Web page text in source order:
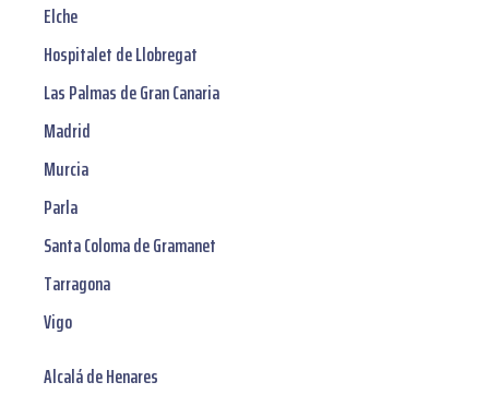
Elche
Hospitalet de Llobregat
Las Palmas de Gran Canaria
Madrid
Murcia
Parla
Santa Coloma de Gramanet
Tarragona
Vigo
Alcalá de Henares